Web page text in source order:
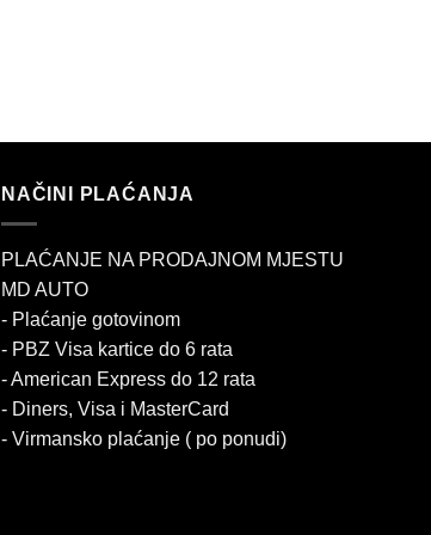
NAČINI PLAĆANJA
PLAĆANJE NA PRODAJNOM MJESTU
MD AUTO
- Plaćanje gotovinom
- PBZ Visa kartice do 6 rata
- American Express do 12 rata
- Diners, Visa i MasterCard
- Virmansko plaćanje ( po ponudi)